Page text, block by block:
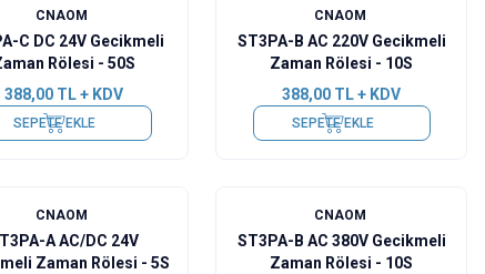
CNAOM
C DC 24V Gecikmeli
Rölesi - 50S
388,00TL + KDV
SEPETE EKLE
CNAOM
ST3PA-B AC 220V Gecikmeli
Zaman Rölesi - 10S
388,00 TL + KDV
SEPETE EKLE
CNAOM
A AC/DC 24V
Zaman Rölesi - 5S
CNAOM
ST3PA-B AC 380V Gecikmeli
Zaman Rölesi - 10S